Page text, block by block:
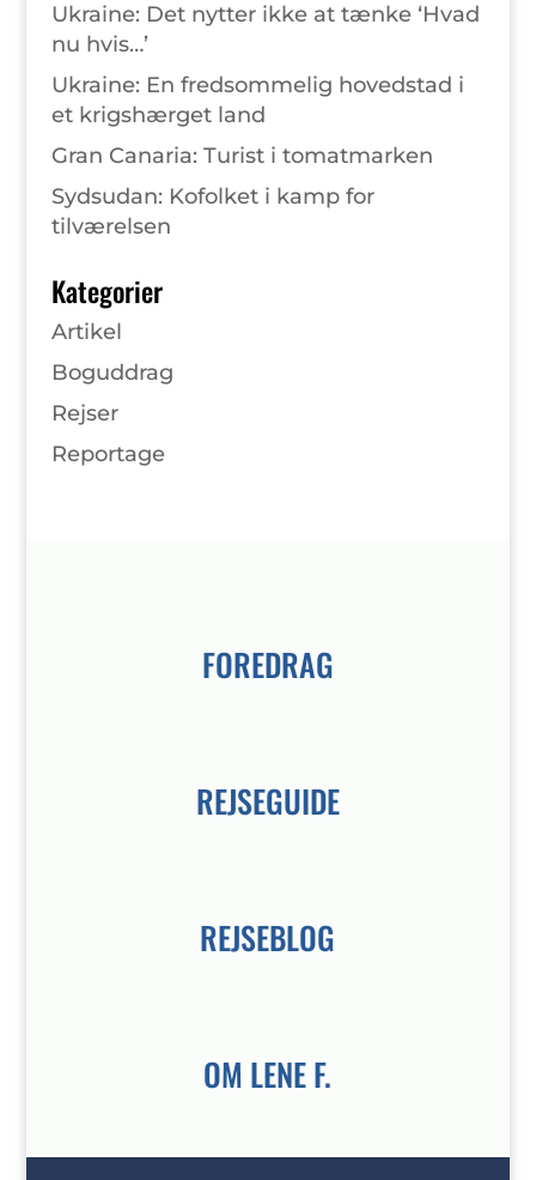
Ukraine: Det nytter ikke at tænke ‘Hvad
nu hvis…’
Ukraine: En fredsommelig hovedstad i
et krigshærget land
Gran Canaria: Turist i tomatmarken
Sydsudan: Kofolket i kamp for
tilværelsen
Kategorier
Artikel
Boguddrag
Rejser
Reportage
FOREDRAG
REJSEGUIDE
REJSEBLOG
OM LENE F.